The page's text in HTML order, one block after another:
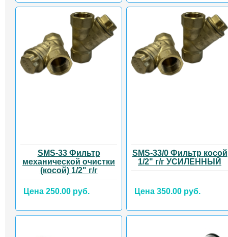
SMS-33 Фильтр
механической очистки
(косой) 1/2" г/г
Цена 250.00 руб.
SMS-33/0 Фильтр косой
1/2" г/г УСИЛЕННЫЙ
Цена 350.00 руб.